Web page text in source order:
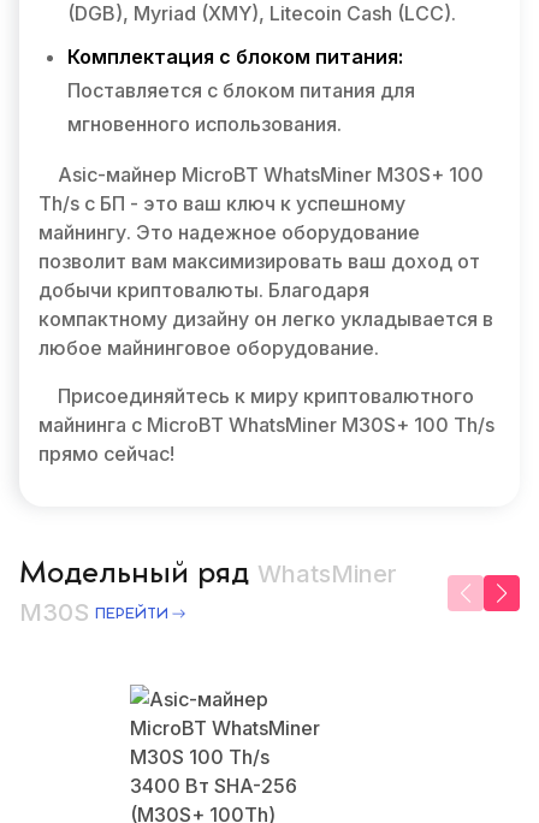
(DGB), Myriad (XMY), Litecoin Cash (LCC).
Комплектация с блоком питания:
Поставляется с блоком питания для
мгновенного использования.
Asic-майнер MicroBT WhatsMiner M30S+ 100
Th/s с БП - это ваш ключ к успешному
майнингу. Это надежное оборудование
позволит вам максимизировать ваш доход от
добычи криптовалюты. Благодаря
компактному дизайну он легко укладывается в
любое майнинговое оборудование.
Присоединяйтесь к миру криптовалютного
майнинга с MicroBT WhatsMiner M30S+ 100 Th/s
прямо сейчас!
Модельный ряд WhatsMiner
M30S
ПЕРЕЙТИ